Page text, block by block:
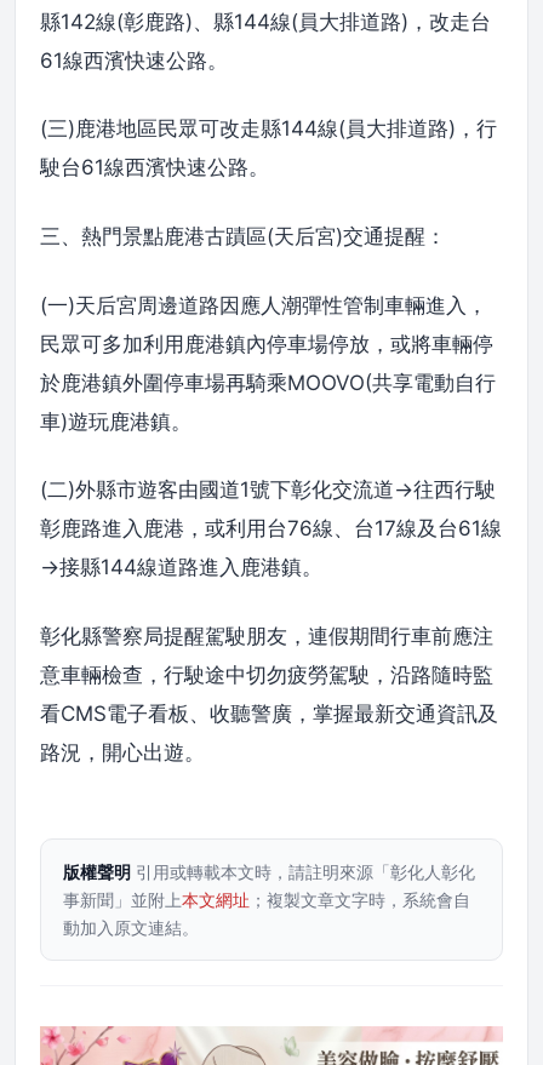
縣142線(彰鹿路)、縣144線(員大排道路)，改走台
61線西濱快速公路。
(三)鹿港地區民眾可改走縣144線(員大排道路)，行
駛台61線西濱快速公路。
三、熱門景點鹿港古蹟區(天后宮)交通提醒：
(一)天后宮周邊道路因應人潮彈性管制車輛進入，
民眾可多加利用鹿港鎮內停車場停放，或將車輛停
於鹿港鎮外圍停車場再騎乘MOOVO(共享電動自行
車)遊玩鹿港鎮。
(二)外縣市遊客由國道1號下彰化交流道→往西行駛
彰鹿路進入鹿港，或利用台76線、台17線及台61線
→接縣144線道路進入鹿港鎮。
彰化縣警察局提醒駕駛朋友，連假期間行車前應注
意車輛檢查，行駛途中切勿疲勞駕駛，沿路隨時監
看CMS電子看板、收聽警廣，掌握最新交通資訊及
路況，開心出遊。
版權聲明 引用或轉載本文時，請註明來源「彰化人彰化
事新聞」並附上本文網址 ；複製文章文字時，系統會自
動加入原文連結。